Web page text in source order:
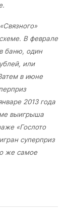
В феврале
баню, один
или
в июне
2013 года
выигрыша
«Гослото
суперприз
же самое